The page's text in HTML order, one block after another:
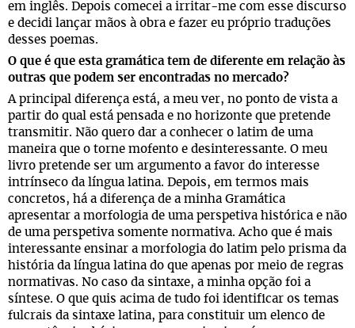
em inglês. Depois comecei a irritar-me com esse discurso
e decidi lançar mãos à obra e fazer eu próprio traduções
desses poemas.
O que é que esta gramática tem de diferente em relação às
outras que podem ser encontradas no mercado?
A principal diferença está, a meu ver, no ponto de vista a
partir do qual está pensada e no horizonte que pretende
transmitir. Não quero dar a conhecer o latim de uma
maneira que o torne mofento e desinteressante. O meu
livro pretende ser um argumento a favor do interesse
intrínseco da língua latina. Depois, em termos mais
concretos, há a diferença de a minha Gramática
apresentar a morfologia de uma perspetiva histórica e não
de uma perspetiva somente normativa. Acho que é mais
interessante ensinar a morfologia do latim pelo prisma da
história da língua latina do que apenas por meio de regras
normativas. No caso da sintaxe, a minha opção foi a
síntese. O que quis acima de tudo foi identificar os temas
fulcrais da sintaxe latina, para constituir um elenco de